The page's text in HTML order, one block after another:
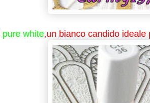
pure white,un bianco candido ideale